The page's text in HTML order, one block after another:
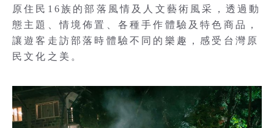
原住民16族的部落風情及人文藝術風采，透過動
態主題、情境佈置、各種手作體驗及特色商品，
讓遊客走訪部落時體驗不同的樂趣，感受台灣原
民文化之美。